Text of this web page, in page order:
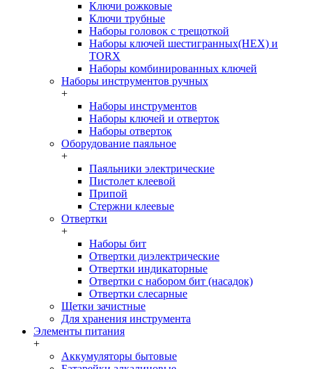
Ключи рожковые
Ключи трубные
Наборы головок c трещоткой
Наборы ключей шестигранных(HEX) и
TORX
Наборы комбинированных ключей
Наборы инструментов ручных
+
Наборы инструментов
Наборы ключей и отверток
Наборы отверток
Оборудование паяльное
+
Паяльники электрические
Пистолет клеевой
Припой
Стержни клеевые
Отвертки
+
Наборы бит
Отвертки диэлектрические
Отвертки индикаторные
Отвертки с набором бит (насадок)
Отвертки слесарные
Щетки зачистные
Для хранения инструмента
Элементы питания
+
Аккумуляторы бытовые